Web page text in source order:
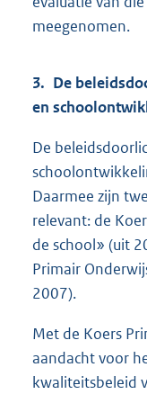
meegenomen.
3. De
en
De
Daarmee zijn
relevant: de
de school» (uit
Primair
2007).
Met de Koers
aandacht voor
kwaliteitsbeleid